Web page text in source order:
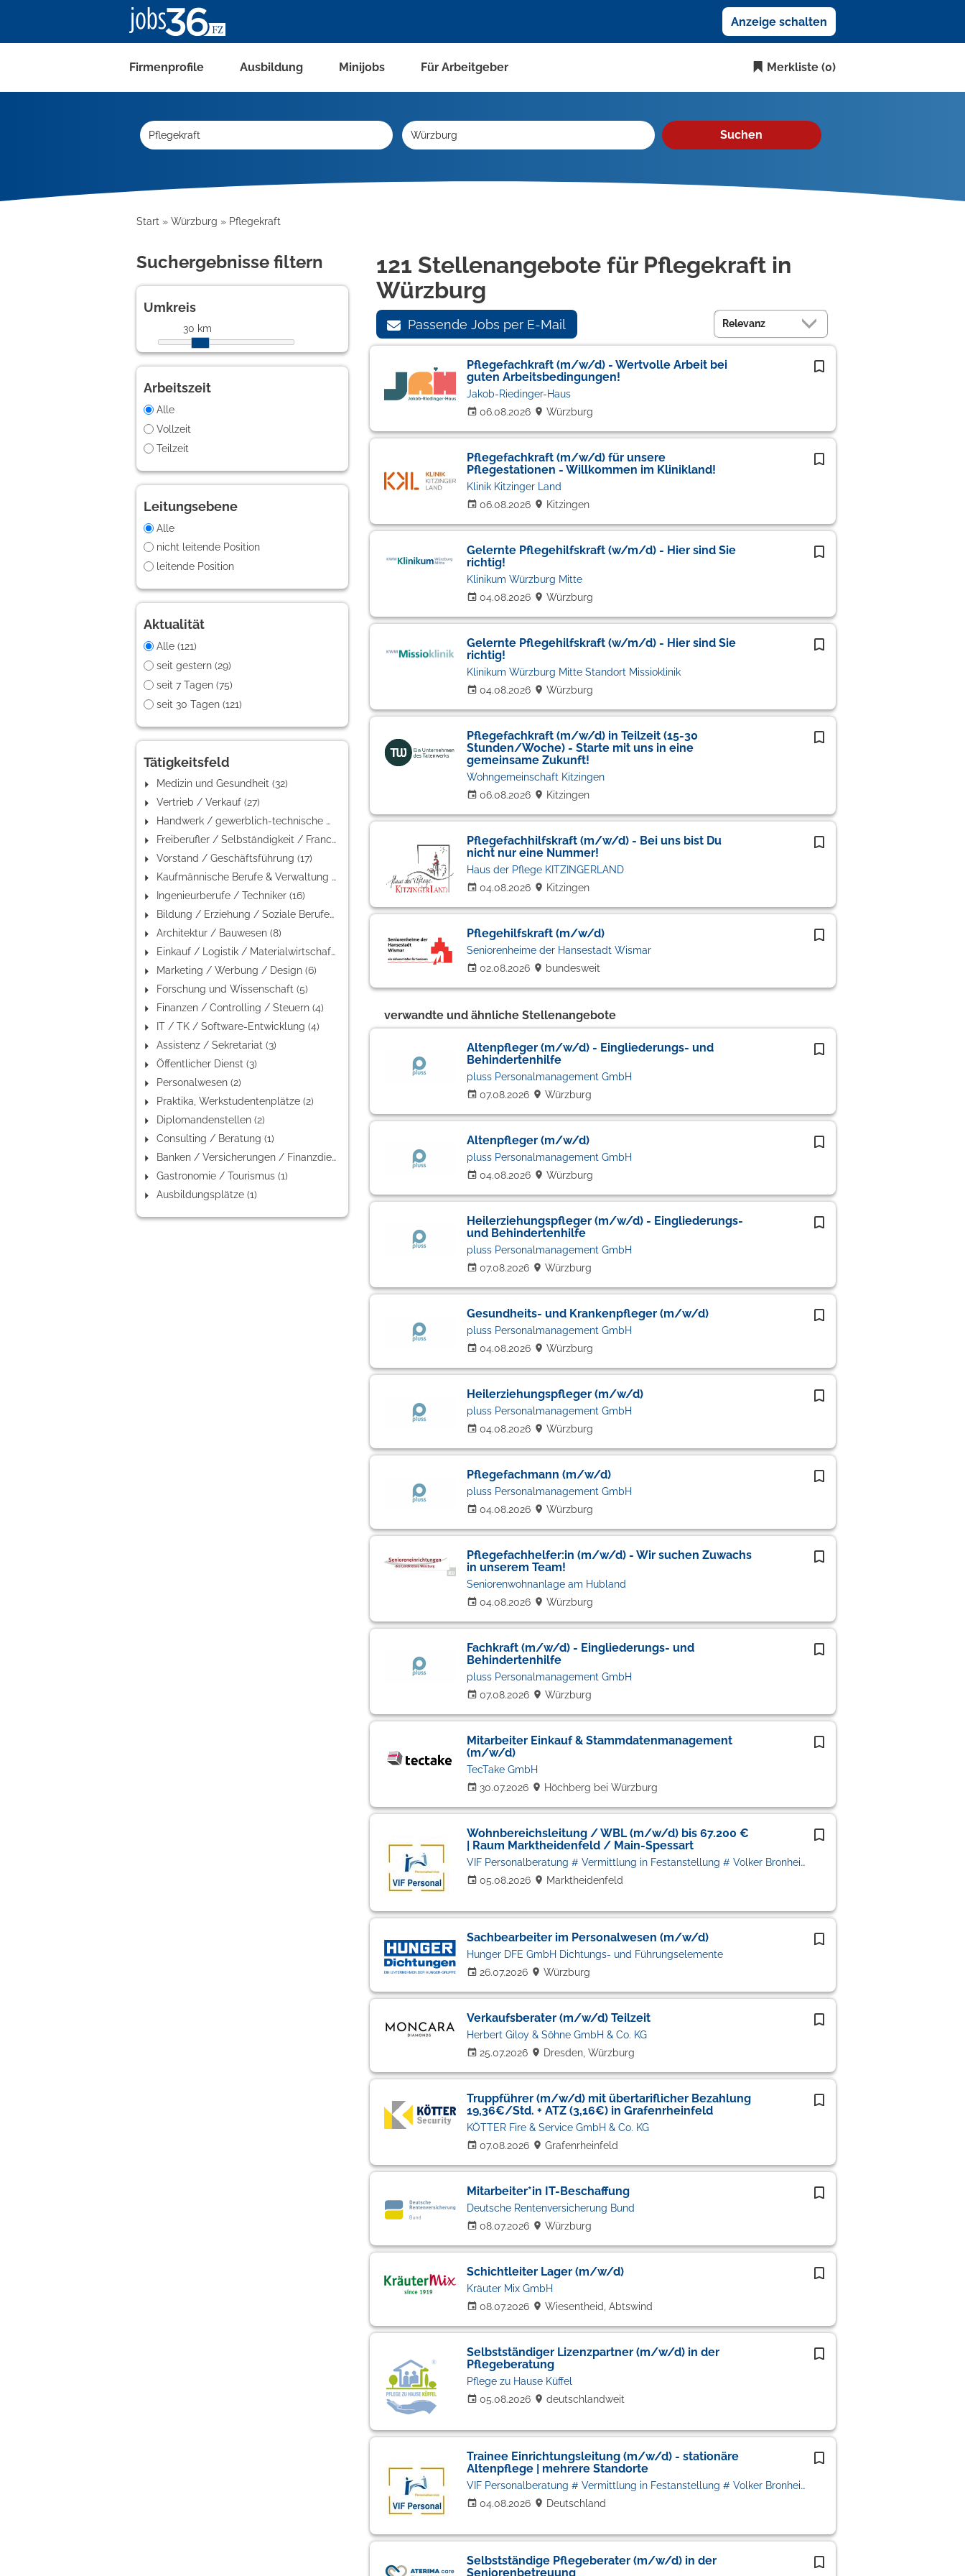
Anzeige schalten
Firmenprofile Ausbildung Minijobs Für Arbeitgeber Merkliste (0)
Suchen
Start Würzburg Pflegekraft
Suchergebnisse filtern
Umkreis
30 km
Arbeitszeit
Alle
Vollzeit
Teilzeit
Leitungsebene
Alle
nicht leitende Position
leitende Position
Aktualität
Alle (121)
seit gestern (29)
seit 7 Tagen (75)
seit 30 Tagen (121)
Tätigkeitsfeld
Medizin und Gesundheit (32)
Vertrieb / Verkauf (27)
Handwerk / gewerblich-technische Berufe (26)
Freiberufler / Selbständigkeit / Franchise (21)
Vorstand / Geschäftsführung (17)
Kaufmännische Berufe & Verwaltung (17)
Ingenieurberufe / Techniker (16)
Bildung / Erziehung / Soziale Berufe (14)
Architektur / Bauwesen (8)
Einkauf / Logistik / Materialwirtschaft (8)
Marketing / Werbung / Design (6)
Forschung und Wissenschaft (5)
Finanzen / Controlling / Steuern (4)
IT / TK / Software-Entwicklung (4)
Assistenz / Sekretariat (3)
Öffentlicher Dienst (3)
Personalwesen (2)
Praktika, Werkstudentenplätze (2)
Diplomandenstellen (2)
Consulting / Beratung (1)
Banken / Versicherungen / Finanzdienstleister (1)
Gastronomie / Tourismus (1)
Ausbildungsplätze (1)
121 Stellenangebote für Pflegekraft in
Würzburg
Passende Jobs per E-Mail
Pflegefachkraft (m/w/d) - Wertvolle Arbeit bei
guten Arbeitsbedingungen!
06.08.2026
Jakob-Riedinger-Haus
Würzburg
Pflegefachkraft (m/w/d) für unsere
Pflegestationen - Willkommen im Klinikland!
06.08.2026
Klinik Kitzinger Land
Kitzingen
Gelernte Pflegehilfskraft (w/m/d) - Hier sind Sie
richtig!
04.08.2026
Klinikum Würzburg Mitte
Würzburg
Gelernte Pflegehilfskraft (w/m/d) - Hier sind Sie
richtig!
04.08.2026
Klinikum Würzburg Mitte Standort Missioklinik
Würzburg
Pflegefachkraft (m/w/d) in Teilzeit (15-30
Stunden/Woche) - Starte mit uns in eine
gemeinsame Zukunft!
06.08.2026
Wohngemeinschaft Kitzingen
Kitzingen
Pflegefachhilfskraft (m/w/d) - Bei uns bist Du
nicht nur eine Nummer!
04.08.2026
Haus der Pflege KITZINGERLAND
Kitzingen
Pflegehilfskraft (m/w/d)
02.08.2026
Seniorenheime der Hansestadt Wismar
bundesweit
verwandte und ähnliche Stellenangebote
Altenpfleger (m/w/d) - Eingliederungs- und
Behindertenhilfe
07.08.2026
pluss Personalmanagement GmbH
Würzburg
Altenpfleger (m/w/d)
04.08.2026
pluss Personalmanagement GmbH
Würzburg
Heilerziehungspfleger (m/w/d) - Eingliederungs-
und Behindertenhilfe
07.08.2026
pluss Personalmanagement GmbH
Würzburg
Gesundheits- und Krankenpfleger (m/w/d)
04.08.2026
pluss Personalmanagement GmbH
Würzburg
Heilerziehungspfleger (m/w/d)
04.08.2026
pluss Personalmanagement GmbH
Würzburg
Pflegefachmann (m/w/d)
04.08.2026
pluss Personalmanagement GmbH
Würzburg
Pflegefachhelfer:in (m/w/d) - Wir suchen Zuwachs
in unserem Team!
04.08.2026
Seniorenwohnanlage am Hubland
Würzburg
Fachkraft (m/w/d) - Eingliederungs- und
Behindertenhilfe
07.08.2026
pluss Personalmanagement GmbH
Würzburg
Mitarbeiter Einkauf & Stammdatenmanagement
(m/w/d)
30.07.2026
TecTake GmbH
Höchberg bei Würzburg
Wohnbereichsleitung / WBL (m/w/d) bis 67.200 €
| Raum Marktheidenfeld / Main-Spessart
05.08.2026
VIF Personalberatung # Vermittlung in Festanstellung # Volker Bronheim
Marktheidenfeld
Sachbearbeiter im Personalwesen (m/w/d)
26.07.2026
Hunger DFE GmbH Dichtungs- und Führungselemente
Würzburg
Verkaufsberater (m/w/d) Teilzeit
25.07.2026
Herbert Giloy & Söhne GmbH & Co. KG
Dresden, Würzburg
Truppführer (m/w/d) mit übertariflicher Bezahlung
19,36€/Std. + ATZ (3,16€) in Grafenrheinfeld
07.08.2026
KÖTTER Fire & Service GmbH & Co. KG
Grafenrheinfeld
Mitarbeiter*in IT-Beschaffung
08.07.2026
Deutsche Rentenversicherung Bund
Würzburg
Schichtleiter Lager (m/w/d)
08.07.2026
Kräuter Mix GmbH
Wiesentheid, Abtswind
Selbstständiger Lizenzpartner (m/w/d) in der
Pflegeberatung
05.08.2026
Pflege zu Hause Küffel
deutschlandweit
Trainee Einrichtungsleitung (m/w/d) - stationäre
Altenpflege | mehrere Standorte
04.08.2026
VIF Personalberatung # Vermittlung in Festanstellung # Volker Bronheim
Deutschland
Selbstständige Pflegeberater (m/w/d) in der
Seniorenbetreuung